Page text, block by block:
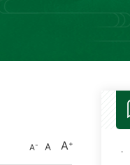
A A A ·